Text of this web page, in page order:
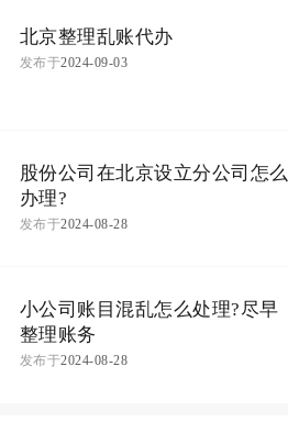
北京整理乱账代办
发布于2024-09-03
股份公司在北京设立分公司怎么
办理?
发布于2024-08-28
小公司账目混乱怎么处理?尽早
整理账务
发布于2024-08-28